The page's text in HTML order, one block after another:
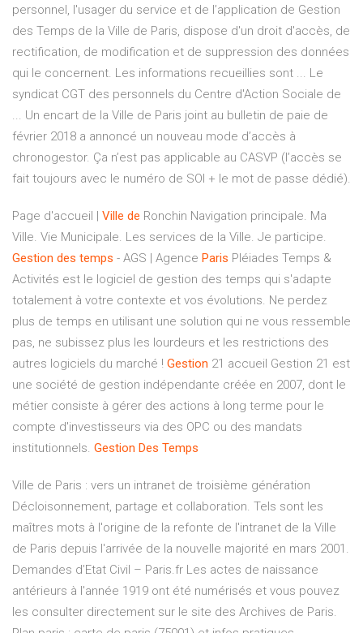
personnel, l'usager du service et de l’application de Gestion
des Temps de la Ville de Paris, dispose d'un droit d'accès, de
rectification, de modification et de suppression des données
qui le concernent. Les informations recueillies sont ... Le
syndicat CGT des personnels du Centre d'Action Sociale de
... Un encart de la Ville de Paris joint au bulletin de paie de
février 2018 a annoncé un nouveau mode d’accès à
chronogestor. Ça n’est pas applicable au CASVP (l’accès se
fait toujours avec le numéro de SOI + le mot de passe dédié).
Page d'accueil | Ville de Ronchin Navigation principale. Ma
Ville. Vie Municipale. Les services de la Ville. Je participe.
Gestion des temps - AGS | Agence Paris Pléiades Temps &
Activités est le logiciel de gestion des temps qui s'adapte
totalement à votre contexte et vos évolutions. Ne perdez
plus de temps en utilisant une solution qui ne vous ressemble
pas, ne subissez plus les lourdeurs et les restrictions des
autres logiciels du marché ! Gestion 21 accueil Gestion 21 est
une société de gestion indépendante créée en 2007, dont le
métier consiste à gérer des actions à long terme pour le
compte d'investisseurs via des OPC ou des mandats
institutionnels. Gestion Des Temps
Ville de Paris : vers un intranet de troisième génération
Décloisonnement, partage et collaboration. Tels sont les
maîtres mots à l'origine de la refonte de l'intranet de la Ville
de Paris depuis l'arrivée de la nouvelle majorité en mars 2001.
Demandes d’Etat Civil – Paris.fr Les actes de naissance
antérieurs à l'année 1919 ont été numérisés et vous pouvez
les consulter directement sur le site des Archives de Paris.